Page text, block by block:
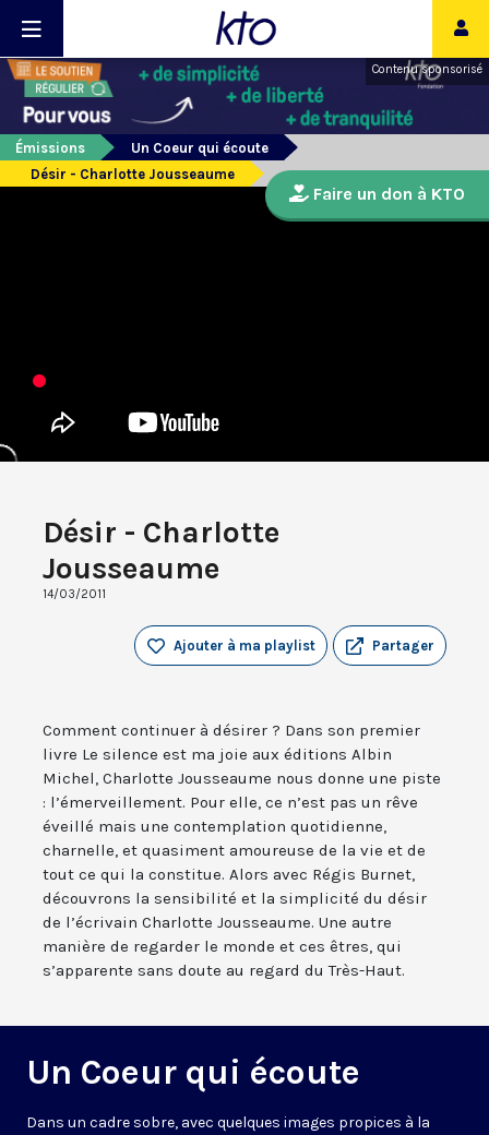
Contenu sponsorisé
Émissions
Un Coeur qui écoute
Désir - Charlotte Jousseaume
Désir - Charlotte
Jousseaume
14/03/2011
Partager
Ajouter à ma playlist
Comment continuer à désirer ? Dans son premier
livre Le silence est ma joie aux éditions Albin
Michel, Charlotte Jousseaume nous donne une piste
: l’émerveillement. Pour elle, ce n’est pas un rêve
éveillé mais une contemplation quotidienne,
charnelle, et quasiment amoureuse de la vie et de
tout ce qui la constitue. Alors avec Régis Burnet,
découvrons la sensibilité et la simplicité du désir
de l’écrivain Charlotte Jousseaume. Une autre
manière de regarder le monde et ces êtres, qui
s’apparente sans doute au regard du Très-Haut.
Un Coeur qui écoute
Dans un cadre sobre, avec quelques images propices à la
Faire un don à KTO